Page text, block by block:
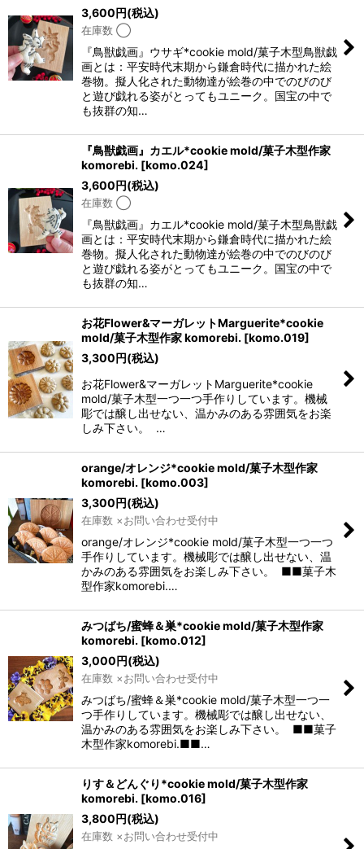
3,600円(税込)
在庫数 ◯
『鳥獣戯画』ウサギ*cookie mold/菓子木型鳥獣戯
画とは：平安時代末期から鎌倉時代に描かれた絵
巻物。擬人化された動物達が絵巻の中でのびのび
と遊び戯れる姿がとってもユニーク。国宝の中で
も抜群の知…
『鳥獣戯画』カエル*cookie mold/菓子木型作家
komorebi. [komo.024]
3,600円(税込)
在庫数 ◯
『鳥獣戯画』カエル*cookie mold/菓子木型鳥獣戯
画とは：平安時代末期から鎌倉時代に描かれた絵
巻物。擬人化された動物達が絵巻の中でのびのび
と遊び戯れる姿がとってもユニーク。国宝の中で
も抜群の知…
お花Flower&マーガレットMarguerite*cookie
mold/菓子木型作家 komorebi. [komo.019]
3,300円(税込)
お花Flower&マーガレットMarguerite*cookie
mold/菓子木型一つ一つ手作りしています。機械
彫では醸し出せない、温かみのある雰囲気をお楽
しみ下さい。 …
orange/オレンジ*cookie mold/菓子木型作家
komorebi. [komo.003]
3,300円(税込)
在庫数 ×お問い合わせ受付中
orange/オレンジ*cookie mold/菓子木型一つ一つ
手作りしています。機械彫では醸し出せない、温
かみのある雰囲気をお楽しみ下さい。 ■■菓子木
型作家komorebi.…
みつばち/蜜蜂＆巣*cookie mold/菓子木型作家
komorebi. [komo.012]
3,000円(税込)
在庫数 ×お問い合わせ受付中
みつばち/蜜蜂＆巣*cookie mold/菓子木型一つ一
つ手作りしています。機械彫では醸し出せない、
温かみのある雰囲気をお楽しみ下さい。 ■■菓子
木型作家komorebi.■■…
りす＆どんぐり*cookie mold/菓子木型作家
komorebi. [komo.016]
3,800円(税込)
在庫数 ×お問い合わせ受付中